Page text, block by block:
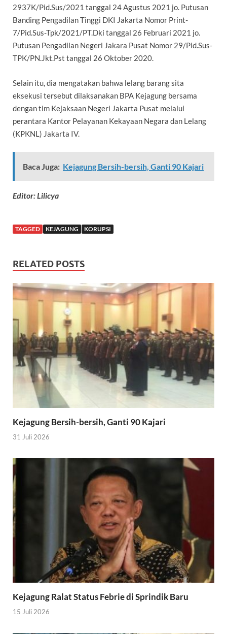
2937K/Pid.Sus/2021 tanggal 24 Agustus 2021 jo. Putusan
Banding Pengadilan Tinggi DKI Jakarta Nomor Print-
7/Pid.Sus-Tpk/2021/PT.Dki tanggal 26 Februari 2021 jo.
Putusan Pengadilan Negeri Jakara Pusat Nomor 29/Pid.Sus-
TPK/PN.Jkt.Pst tanggal 26 Oktober 2020.
Selain itu, dia mengatakan bahwa lelang barang sita
eksekusi tersebut dilaksanakan BPA Kejagung bersama
dengan tim Kejaksaan Negeri Jakarta Pusat melalui
perantara Kantor Pelayanan Kekayaan Negara dan Lelang
(KPKNL) Jakarta IV.
Baca Juga: Kejagung Bersih-bersih, Ganti 90 Kajari
Editor: Lilicya
TAGGED KEJAGUNG KORUPSI
RELATED POSTS
Kejagung Bersih-bersih, Ganti 90 Kajari
31 Juli 2026
Kejagung Ralat Status Febrie di Sprindik Baru
15 Juli 2026